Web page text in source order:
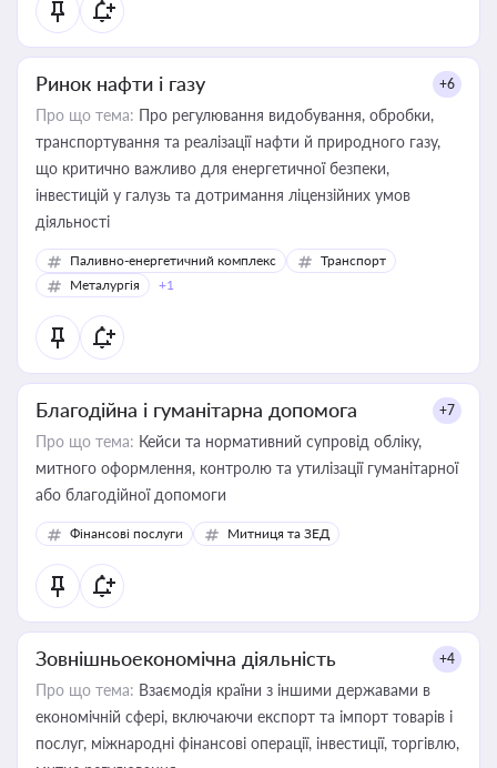
Ринок нафти і газу +6
Про що тема: Про регулювання видобування, обробки,
транспортування та реалізації нафти й природного газу,
що критично важливо для енергетичної безпеки,
інвестицій у галузь та дотримання ліцензійних умов
діяльності
Паливно-енергетичний комплекс
Транспорт
Металургія
+1
Благодійна і гуманітарна допомога +7
Про що тема: Кейси та нормативний супровід обліку,
митного оформлення, контролю та утилізації гуманітарної
або благодійної допомоги
Фінансові послуги Митниця та ЗЕД
Зовнішньоекономічна діяльність +4
Про що тема: Взаємодія країни з іншими державами в
економічній сфері, включаючи експорт та імпорт товарів і
послуг, міжнародні фінансові операції, інвестиції, торгівлю,